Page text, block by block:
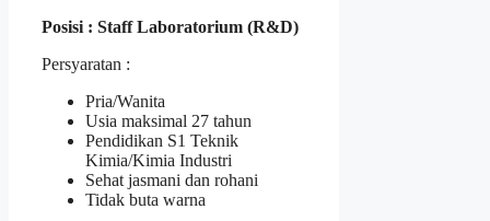
Posisi : Staff Laboratorium (R&D)
Persyaratan :
Pria/Wanita
Usia maksimal 27 tahun
Pendidikan S1 Teknik
Kimia/Kimia Industri
Sehat jasmani dan rohani
Tidak buta warna